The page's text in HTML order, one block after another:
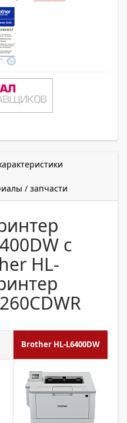
/ запчасти
с
HL-
Brother HL-L6400DW